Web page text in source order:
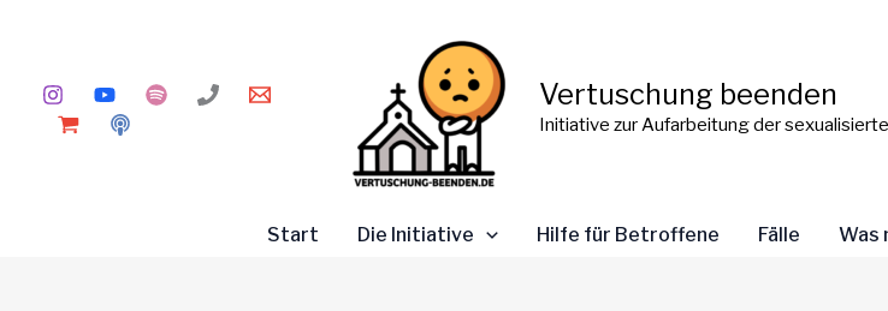
Vertuschung beenden
Initiative zur Aufarbeitung der
Start Die Initiative Hilfe für Betroffene Fälle Was